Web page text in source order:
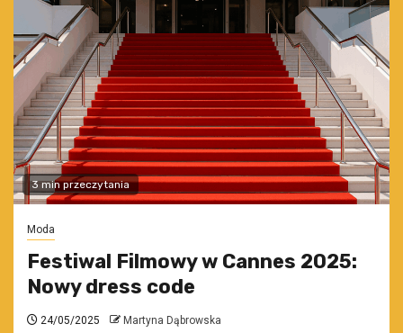
3 min przeczytania
Moda
Festiwal Filmowy w Cannes 2025:
Nowy dress code
24/05/2025 Martyna Dąbrowska